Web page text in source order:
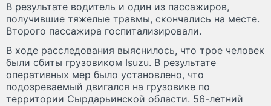
В результате водитель и один из пассажиров,
получившие тяжелые травмы, скончались на месте.
Второго пассажира госпитализировали.
В ходе расследования выяснилось, что трое человек
были сбиты грузовиком Isuzu. В результате
оперативных мер было установлено, что
подозреваемый двигался на грузовике по
территории Сырдарьинской области. 56-летний